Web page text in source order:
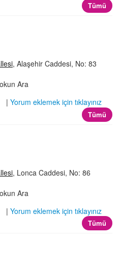
Tümü
, Alaşehir Caddesi, No: 83
Ara
| Yorum eklemek için tıklayınız
Tümü
, Lonca Caddesi, No: 86
Ara
| Yorum eklemek için tıklayınız
Tümü